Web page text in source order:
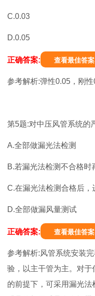
C.0.03
D.0.05
正确答案: 查看最佳答案
参考解析:弹性0.05，刚性
第5题:对中压风管系统的
A.全部做漏光法检测
B.若漏光法检测不合格时
C.在漏光法检测合格后，
D.全部做漏风量测试
正确答案: 查看最佳答案
参考解析:风管系统安装
验，以主干管为主。对
的前提下，可采用漏光